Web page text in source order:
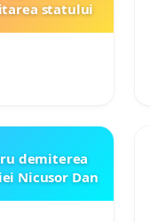
statului
demiterea
Nicusor Dan